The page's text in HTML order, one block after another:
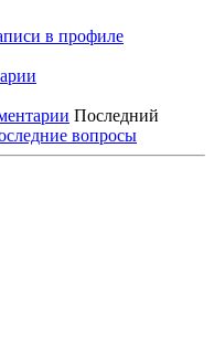
в профиле
Последний
вопросы